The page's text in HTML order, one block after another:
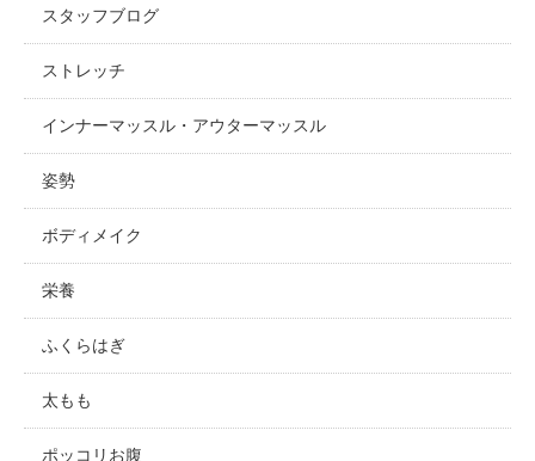
スタッフブログ
ストレッチ
インナーマッスル・アウターマッスル
姿勢
ボディメイク
栄養
ふくらはぎ
太もも
ポッコリお腹